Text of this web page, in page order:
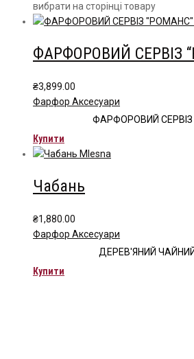
вибрати на сторінці товару
ФАРФОРОВИЙ СЕРВІЗ
₴3,899.00
Фарфор Аксесуари
ФАРФОРОВИЙ
Купити
Чабань
₴1,880.00
Фарфор Аксесуари
ДЕРЕВ'ЯНИЙ
Купити